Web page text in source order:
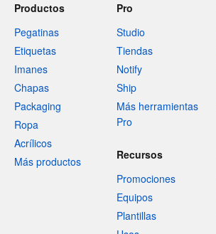
Productos
Pegatinas
Etiquetas
Imanes
Chapas
Packaging
Ropa
Acrílicos
Más productos
Pro
Studio
Tiendas
Notify
Ship
Más herramientas
Pro
Recursos
Promociones
Equipos
Plantillas